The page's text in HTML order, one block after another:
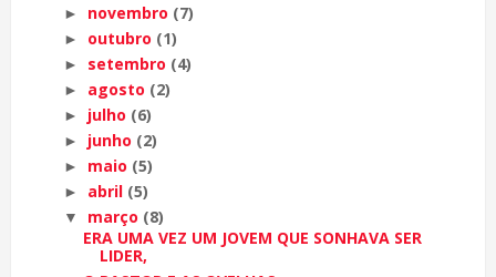
► novembro (7)
► outubro (1)
► setembro (4)
► agosto (2)
► julho (6)
► junho (2)
► maio (5)
► abril (5)
▼ março (8)
ERA UMA VEZ UM JOVEM QUE SONHAVA SER
LIDER,